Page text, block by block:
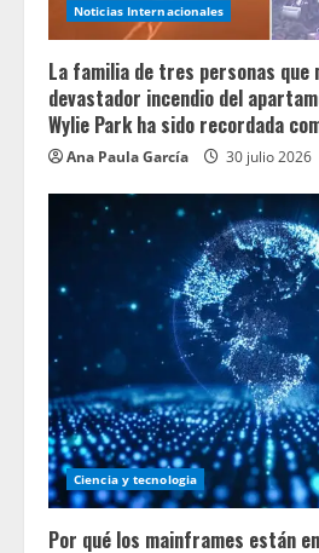
Noticias Internacionales
La familia de tres personas que
devastador incendio del
Wylie Park ha sido recordada
Ana Paula García 30 julio 2026
Ciencia y tecnologia
Por qué los mainframes están